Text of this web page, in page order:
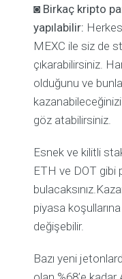
◙ Birkaç kripto
yapılabilir:
MEXC ile siz de
çıkarabilirsiniz.
olduğunu ve
göz atabilirsiniz.
Esnek ve kilitli
ETH ve DOT gibi
piyasa
değişebilir.
Bazı yeni